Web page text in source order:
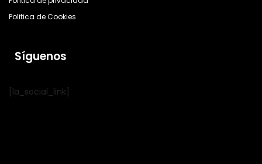
Politica de Cookies
Síguenos
[la_social_link]